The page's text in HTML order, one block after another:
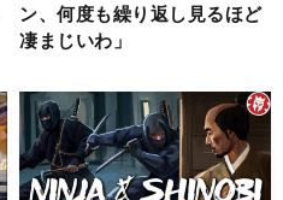
ン、何度も繰り返し見るほど
凄まじいわ」